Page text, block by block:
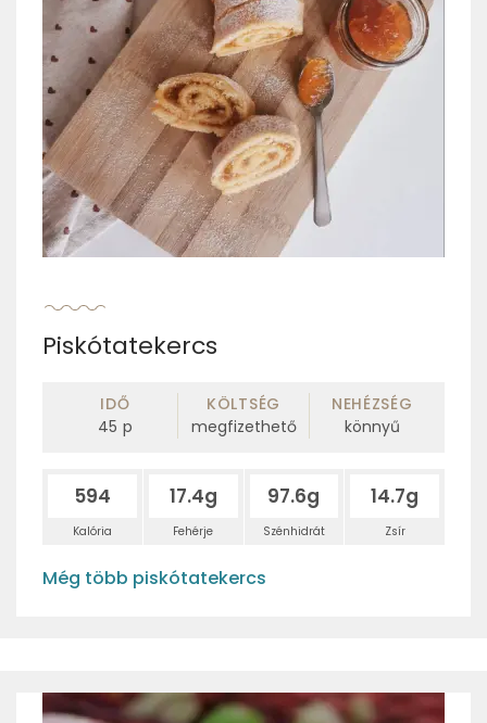
Piskótatekercs
IDŐ
45 p
KÖLTSÉG
megfizethető
NEHÉZSÉG
könnyű
594
Kalória
17.4g
Fehérje
97.6g
Szénhidrát
14.7g
Zsír
Még több piskótatekercs